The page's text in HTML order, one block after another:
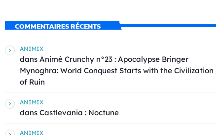
COMMENTAIRES RÉCENTS
ANIMIX
dans Animé Crunchy n°23 : Apocalypse Bringer
Mynoghra: World Conquest Starts with the Civilization
of Ruin
ANIMIX
dans Castlevania : Noctune
ANIMIX